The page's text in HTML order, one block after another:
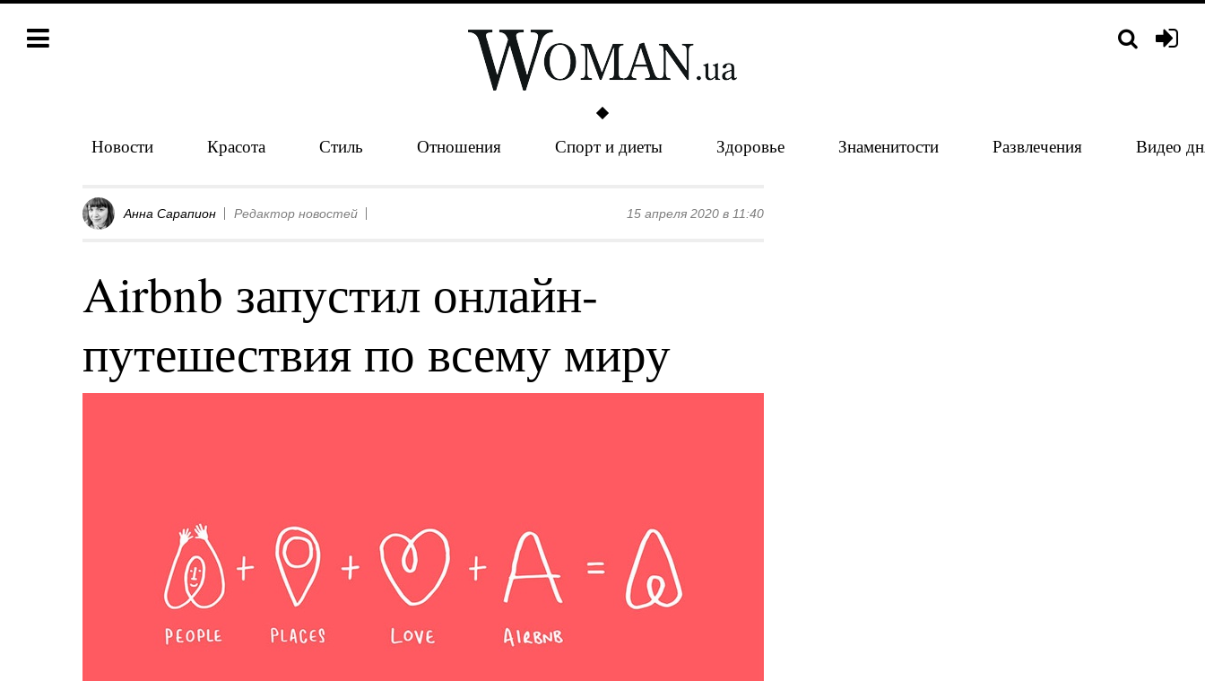
Новости Красота Стиль Отношения Спорт и диеты Здоровье Знаменитости Развлечения Видео
Анна Сарапион Редактор новостей 15 апреля 2020 в 11:40
Airbnb запустил онлайн-
путешествия по всему миру